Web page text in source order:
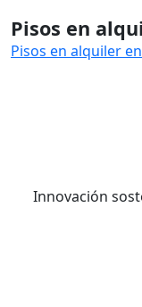
Pisos en
Pisos en alquiler
Innovación